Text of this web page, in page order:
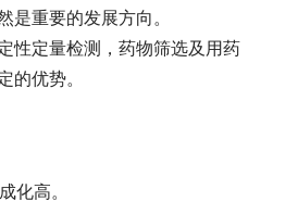
重要的发展方向。
性定量检测，药物筛选及用药
优势。
化高。